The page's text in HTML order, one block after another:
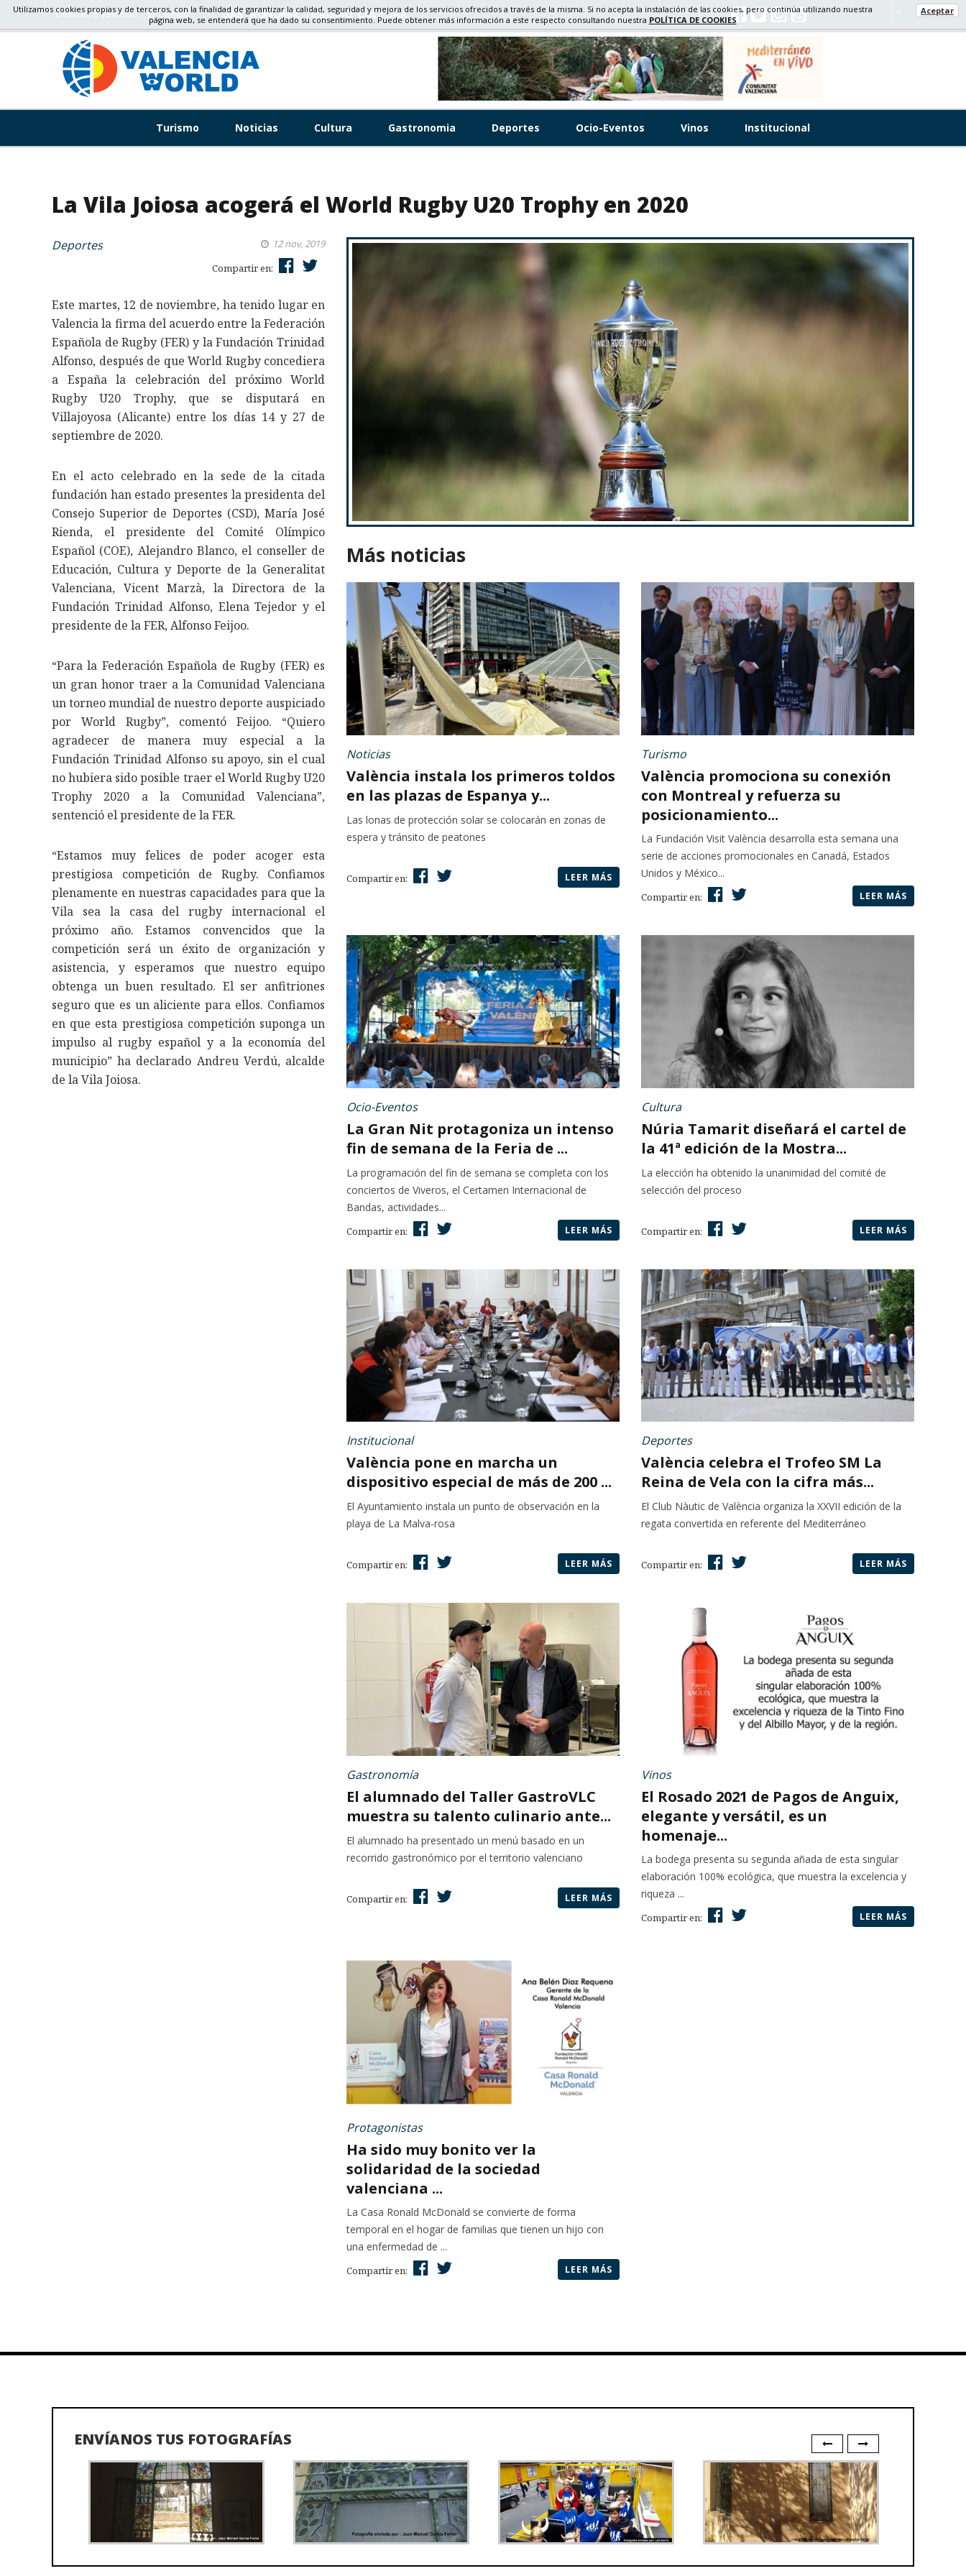
Descubre valencia El Tiempo GASTRONOMÍA, TURISMO, CULTURA Select Language
Turismo Noticias Cultura Gastronomia Deportes Ocio-Eventos Vinos Institucional
La Vila Joiosa acogerá el World Rugby U20 Trophy en 2020
Deportes
12 nov, 2019
Compartir en:
Este martes, 12 de noviembre, ha tenido lugar en
Valencia la firma del acuerdo entre la Federación
Española de Rugby (FER) y la Fundación Trinidad
Alfonso, después de que World Rugby concediera
a España la celebración del próximo World
Rugby U20 Trophy, que se disputará en
Villajoyosa (Alicante) entre los días 14 y 27 de
septiembre de 2020.
En el acto celebrado en la sede de la citada
fundación han estado presentes la presidenta del
Consejo Superior de Deportes (CSD), María José
Rienda, el presidente del Comité Olímpico
Español (COE), Alejandro Blanco, el conseller de
Educación, Cultura y Deporte de la Generalitat
Valenciana, Vicent Marzà, la Directora de la
Fundación Trinidad Alfonso, Elena Tejedor y el
presidente de la FER, Alfonso Feijoo.
“Para la Federación Española de Rugby (FER) es
un gran honor traer a la Comunidad Valenciana
un torneo mundial de nuestro deporte auspiciado
por World Rugby”, comentó Feijoo. “Quiero
agradecer de manera muy especial a la
Fundación Trinidad Alfonso su apoyo, sin el cual
no hubiera sido posible traer el World Rugby U20
Trophy 2020 a la Comunidad Valenciana”,
sentenció el presidente de la FER.
“Estamos muy felices de poder acoger esta
prestigiosa competición de Rugby. Confiamos
plenamente en nuestras capacidades para que la
Vila sea la casa del rugby internacional el
próximo año. Estamos convencidos que la
competición será un éxito de organización y
asistencia, y esperamos que nuestro equipo
obtenga un buen resultado. El ser anfitriones
seguro que es un aliciente para ellos. Confiamos
en que esta prestigiosa competición suponga un
impulso al rugby español y a la economía del
municipio” ha declarado Andreu Verdú, alcalde
de la Vila Joiosa.
Más noticias
Noticias
València instala los primeros toldos
en las plazas de Espanya y...
Las lonas de protección solar se colocarán en zonas de
espera y tránsito de peatones
Compartir en: LEER MÁS
Turismo
València promociona su conexión
con Montreal y refuerza su
posicionamiento...
La Fundación Visit València desarrolla esta semana una
serie de acciones promocionales en Canadá, Estados
Unidos y México...
Compartir en: LEER MÁS
Ocio-Eventos
La Gran Nit protagoniza un intenso
fin de semana de la Feria de ...
La programación del fin de semana se completa con los
conciertos de Viveros, el Certamen Internacional de
Bandas, actividades...
Compartir en: LEER MÁS
Cultura
Núria Tamarit diseñará el cartel de
la 41ª edición de la Mostra...
La elección ha obtenido la unanimidad del comité de
selección del proceso
Compartir en: LEER MÁS
Institucional
València pone en marcha un
dispositivo especial de más de 200 ...
El Ayuntamiento instala un punto de observación en la
playa de La Malva-rosa
Compartir en: LEER MÁS
Deportes
València celebra el Trofeo SM La
Reina de Vela con la cifra más...
El Club Nàutic de València organiza la XXVII edición de la
regata convertida en referente del Mediterráneo
Compartir en: LEER MÁS
Gastronomía
El alumnado del Taller GastroVLC
muestra su talento culinario ante...
El alumnado ha presentado un menú basado en un
recorrido gastronómico por el territorio valenciano
Compartir en: LEER MÁS
Vinos
El Rosado 2021 de Pagos de Anguix,
elegante y versátil, es un
homenaje...
La bodega presenta su segunda añada de esta singular
elaboración 100% ecológica, que muestra la excelencia y
riqueza ...
Compartir en: LEER MÁS
Protagonistas
Ha sido muy bonito ver la
solidaridad de la sociedad
valenciana ...
La Casa Ronald McDonald se convierte de forma
temporal en el hogar de familias que tienen un hijo con
una enfermedad de ...
Compartir en: LEER MÁS
ENVÍANOS TUS FOTOGRAFÍAS
Utilizamos cookies propias y de terceros, con la finalidad de garantizar la calidad, seguridad y mejora de los servicios ofrecidos a través de la misma. Si no acepta la instalación de las cookies, pero continúa utilizando nuestra
página web, se entenderá que ha dado su consentimiento. Puede obtener más información a este respecto consultando nuestra POLÍTICA DE COOKIES
Aceptar